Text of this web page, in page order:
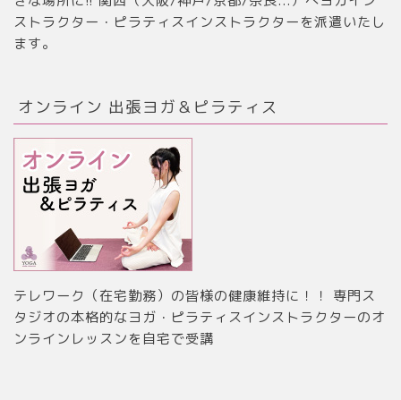
ストラクター・ピラティスインストラクターを派遣いたし
ます。
オンライン 出張ヨガ＆ピラティス
テレワーク（在宅勤務）の皆様の健康維持に！！ 専門ス
タジオの本格的なヨガ・ピラティスインストラクターのオ
ンラインレッスンを自宅で受講